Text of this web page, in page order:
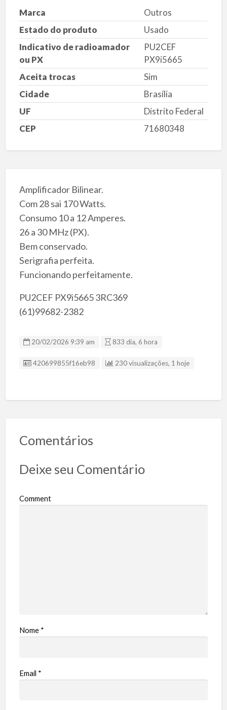
Marca
Outros
Estado do produto
Usado
Indicativo de radioamador
ou PX
PU2CEF
PX9i5665
Aceita trocas
Sim
Cidade
Brasília
UF
Distrito Federal
CEP
71680348
Amplificador Bilinear.
Com 28 sai 170 Watts.
Consumo 10 a 12 Amperes.
26 a 30 MHz (PX).
Bem conservado.
Serigrafia perfeita.
Funcionando perfeitamente.
PU2CEF PX9i5665 3RC369
(61)99682-2382
20/02/2026 9:39 am 833 dia, 6 hora
Listing ID
420699855f16eb98 230 visualizações, 1 hoje
Comentários
Deixe seu Comentário
Comment
Nome *
Email *